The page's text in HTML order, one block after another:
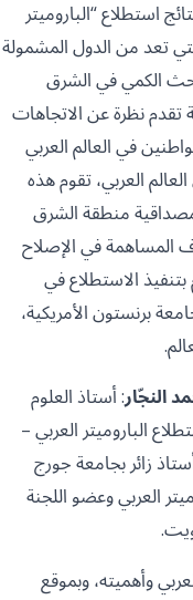
عن نتائج استطلاع “الباروميتر
تعد من الدول المشمولة
الكمي في الشرق
تقدم نظرة عن الاتجاهات
في العالم العربي
العربي، تقوم هذه
منطقة الشرق
أفريقيا منذ عام 2006 ؛ بهدف المساهمة في الإصلاح
بتنفيذ الاستطلاع في
برنستون الأمريكية،
النجّار: أستاذ العلوم
الباروميتر العربي –
زائر بجامعة جورج
العربي وعضو اللجنة
وأهميته، وبموقع